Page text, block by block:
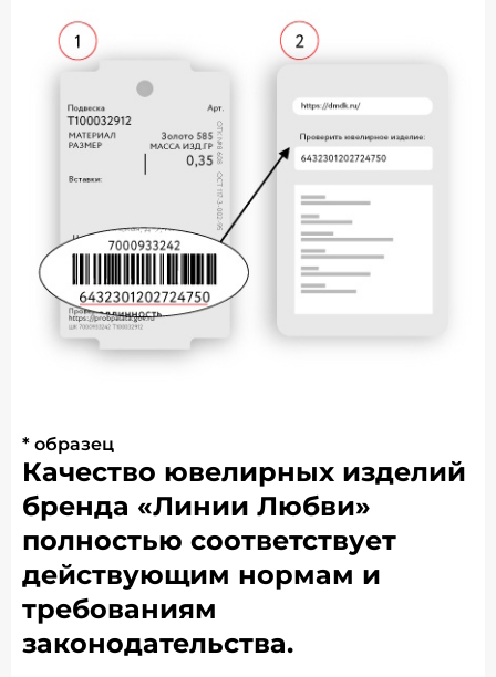
* образец
Качество ювелирных изделий
бренда «Линии Любви»
полностью соответствует
действующим нормам и
требованиям
законодательства.